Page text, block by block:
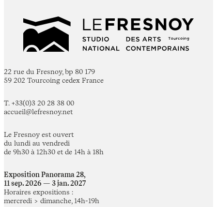
22 rue du Fresnoy, bp 80 179
59 202 Tourcoing cedex France
T. +33(0)3 20 28 38 00
accueil@lefresnoy.net
Le Fresnoy est ouvert
du lundi au vendredi
de 9h30 à 12h30 et de 14h à 18h
Exposition Panorama 28,
11 sep. 2026 — 3 jan. 2027
Horaires expositions :
mercredi > dimanche, 14h-19h